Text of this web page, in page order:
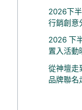
2026下
行銷創意
2026 下
置入活動
從神壇走
品牌聯名